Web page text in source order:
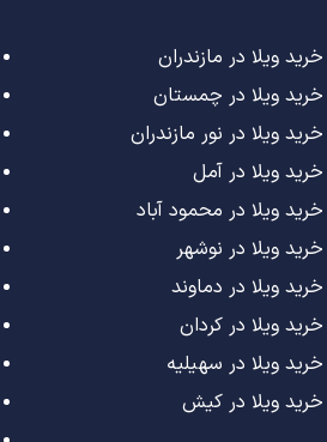
خرید ویلا در مازندران
خرید ویلا در چمستان
خرید ویلا در نور مازندران
خرید ویلا در آمل
خرید ویلا در محمود آباد
خرید ویلا در نوشهر
خرید ویلا در دماوند
خرید ویلا در کردان
خرید ویلا در سهیلیه
خرید ویلا در کیش